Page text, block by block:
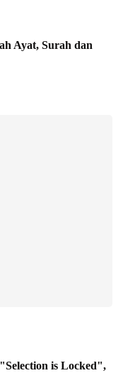
Ayat, Surah dan
is Locked",